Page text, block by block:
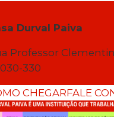
Durval Paiva
Professor
330
CHEGARFALE